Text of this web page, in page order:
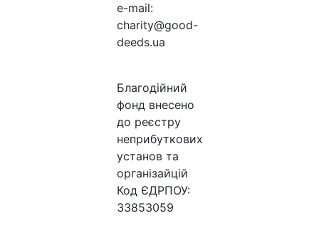
e-mail:
charity@good-
deeds.ua
Благодійний
фонд внесено
до реєстру
неприбуткових
установ та
організайцій
Код ЄДРПОУ:
33853059